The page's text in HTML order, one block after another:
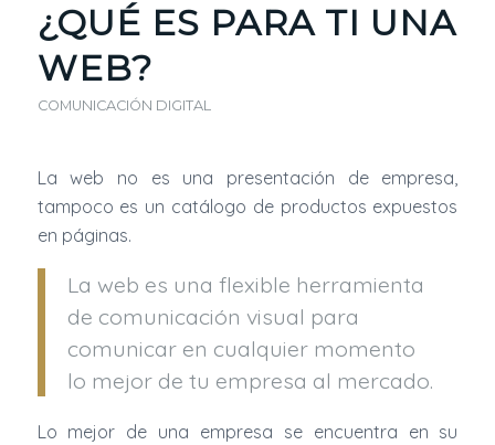
¿QUÉ ES PARA TI UNA
WEB?
COMUNICACIÓN DIGITAL
La web no es una presentación de empresa,
tampoco es un catálogo de productos expuestos
en páginas.
La web es una flexible herramienta
de comunicación visual para
comunicar en cualquier momento
lo mejor de tu empresa al mercado.
Lo mejor de una empresa se encuentra en su